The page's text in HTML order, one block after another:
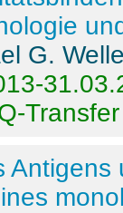
G.
Transfer